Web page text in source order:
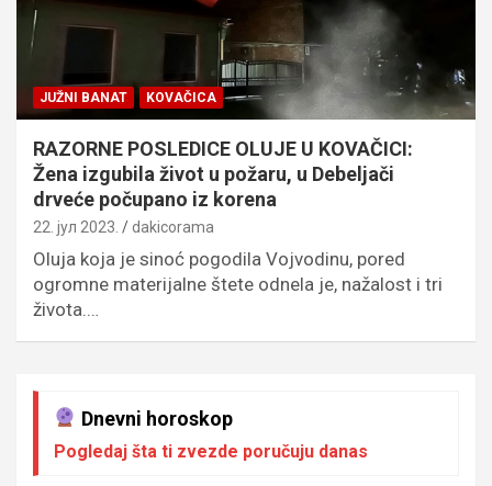
JUŽNI BANAT KOVAČICA
RAZORNE POSLEDICE OLUJE U KOVAČICI:
Žena izgubila život u požaru, u Debeljači
drveće počupano iz korena
22. јул 2023. dakicorama
Oluja koja je sinoć pogodila Vojvodinu, pored
ogromne materijalne štete odnela je, nažalost i tri
života.…
Dnevni horoskop
Pogledaj šta ti zvezde poručuju danas